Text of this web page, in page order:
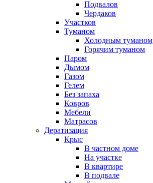
Подвалов
Чердаков
Участков
Туманом
Холодным туманом
Горячим туманом
Паром
Дымом
Газом
Гелем
Без запаха
Ковров
Мебели
Матрасов
Дератизация
Крыс
В частном доме
На участке
В квартире
В подвале